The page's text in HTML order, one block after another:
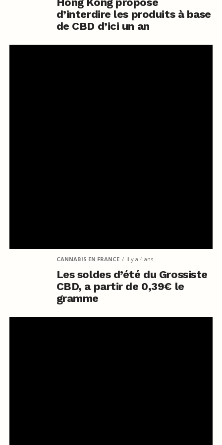
d’interdire les produits à base
de CBD d’ici un an
CANNABIS EN FRANCE il y a 4 ans
Les soldes d’été du Grossiste
CBD, a partir de 0,39€ le
gramme